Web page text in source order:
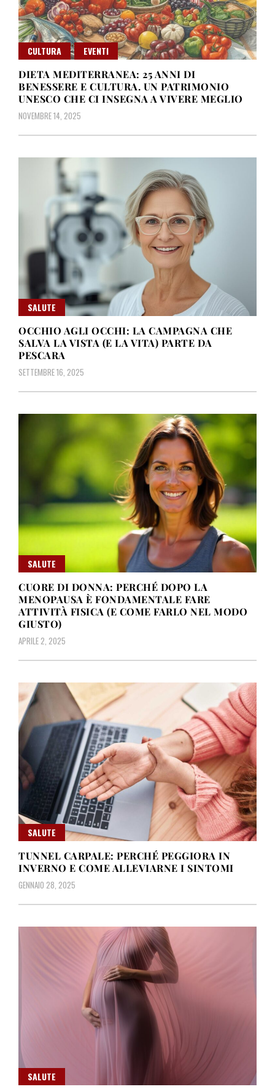
CULTURA
EVENTI
DIETA MEDITERRANEA: 25 ANNI DI
BENESSERE E CULTURA. UN PATRIMONIO
UNESCO CHE CI INSEGNA A VIVERE MEGLIO
NOVEMBRE 14, 2025
SALUTE
OCCHIO AGLI OCCHI: LA CAMPAGNA CHE
SALVA LA VISTA (E LA VITA) PARTE DA
PESCARA
SETTEMBRE 16, 2025
SALUTE
CUORE DI DONNA: PERCHÉ DOPO LA
MENOPAUSA È FONDAMENTALE FARE
ATTIVITÀ FISICA (E COME FARLO NEL MODO
GIUSTO)
APRILE 2, 2025
SALUTE
TUNNEL CARPALE: PERCHÉ PEGGIORA IN
INVERNO E COME ALLEVIARNE I SINTOMI
GENNAIO 28, 2025
SALUTE